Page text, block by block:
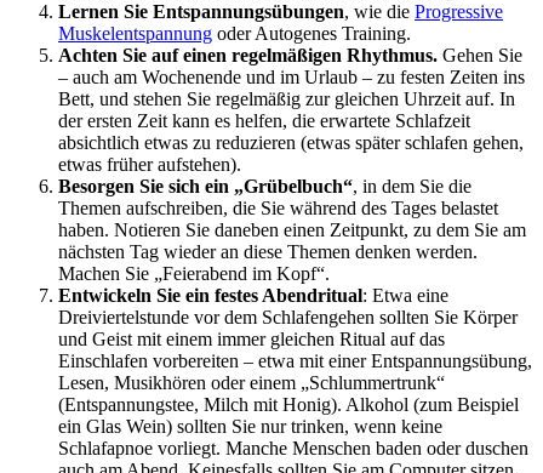
Lernen Sie Entspannungsübungen, wie die Progressive
Muskelentspannung oder Autogenes Training.
Achten Sie auf einen regelmäßigen Rhythmus. Gehen Sie
– auch am Wochenende und im Urlaub – zu festen Zeiten ins
Bett, und stehen Sie regelmäßig zur gleichen Uhrzeit auf. In
der ersten Zeit kann es helfen, die erwartete Schlafzeit
absichtlich etwas zu reduzieren (etwas später schlafen gehen,
etwas früher aufstehen).
Besorgen Sie sich ein „Grübelbuch“, in dem Sie die
Themen aufschreiben, die Sie während des Tages belastet
haben. Notieren Sie daneben einen Zeitpunkt, zu dem Sie am
nächsten Tag wieder an diese Themen denken werden.
Machen Sie „Feierabend im Kopf“.
Entwickeln Sie ein festes Abendritual: Etwa eine
Dreiviertelstunde vor dem Schlafengehen sollten Sie Körper
und Geist mit einem immer gleichen Ritual auf das
Einschlafen vorbereiten – etwa mit einer Entspannungsübung,
Lesen, Musikhören oder einem „Schlummertrunk“
(Entspannungstee, Milch mit Honig). Alkohol (zum Beispiel
ein Glas Wein) sollten Sie nur trinken, wenn keine
Schlafapnoe vorliegt. Manche Menschen baden oder duschen